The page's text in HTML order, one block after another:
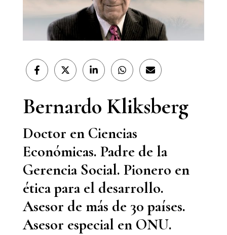
Compartir
en
Compartir
en
(Twitter)
Compartir
en
Compartir
en
Compartir
en
Bernardo Kliksberg
Doctor en Ciencias
Económicas. Padre de la
Gerencia Social. Pionero en
ética para el desarrollo.
Asesor de más de 30 países.
Asesor especial en ONU.